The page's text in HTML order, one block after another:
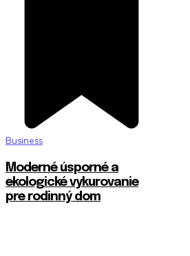
Business
Moderné úsporné a
ekologické vykurovanie
pre rodinný dom